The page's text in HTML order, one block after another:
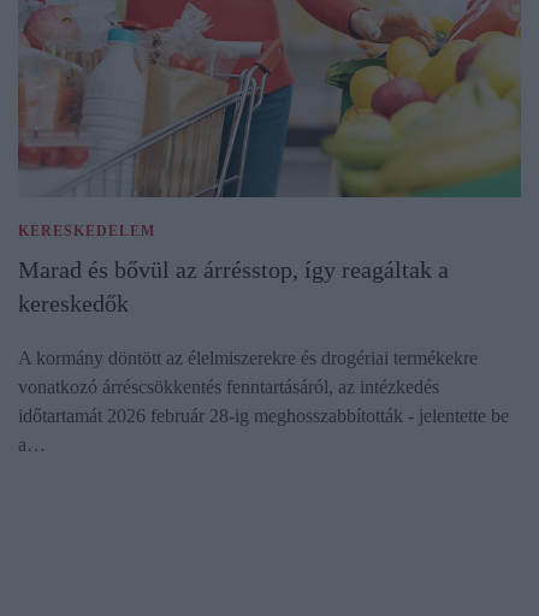
KERESKEDELEM
Marad és bővül az árrésstop, így reagáltak a
kereskedők
A kormány döntött az élelmiszerekre és drogériai termékekre
vonatkozó árréscsökkentés fenntartásáról, az intézkedés
időtartamát 2026 február 28-ig meghosszabbították - jelentette be
a…